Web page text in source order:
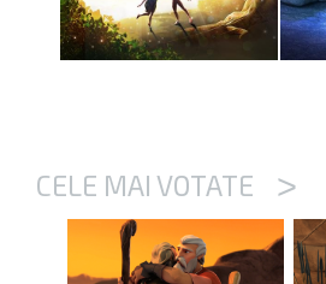
CELE MAI VOTATE >